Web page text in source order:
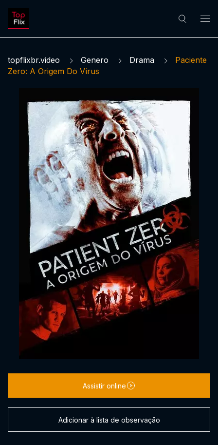
topflixbr.video Genero Drama
Paciente
Zero: A Origem Do Vírus
Assistir online
Adicionar à lista de observação